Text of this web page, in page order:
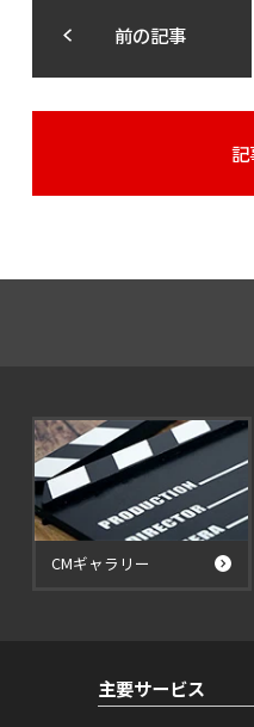
前の記事
記
CMギャラリー
主要サービス